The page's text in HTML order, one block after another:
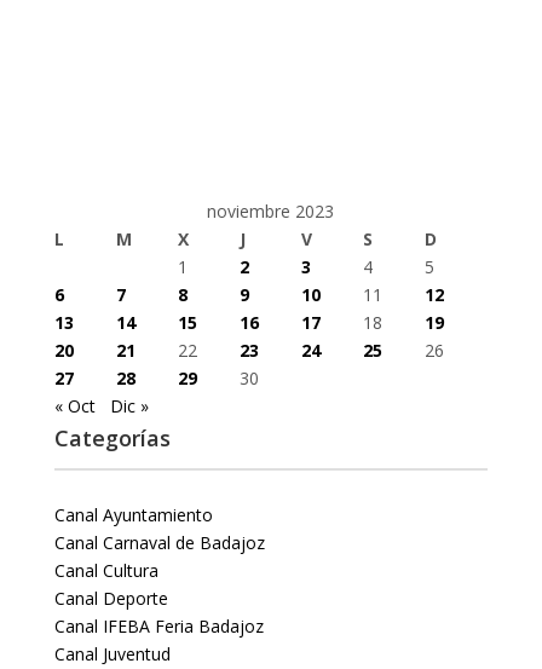
noviembre 2023
L
M X J V S
D
1
2 3 4
5
6
7 8 9 10 11
12
13
14 15 16 17 18
19
20
21 22 23 24 25
26
27
28 29
30
« Oct
Dic »
Categorías
Canal Ayuntamiento
Canal Carnaval de Badajoz
Canal Cultura
Canal Deporte
Canal IFEBA Feria Badajoz
Canal Juventud